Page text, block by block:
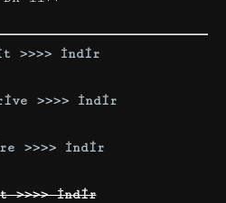
>>>> İndir
>>>> İndir
>>>> İndir
>>>> İndir